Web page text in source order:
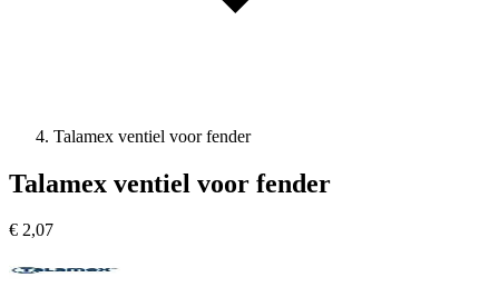
Talamex ventiel voor fender
Talamex ventiel voor fender
€ 2,07